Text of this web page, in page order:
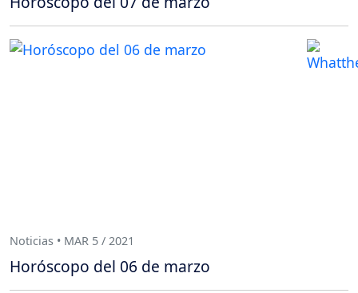
Noticias • MAR 5 / 2021
Horóscopo del 06 de marzo